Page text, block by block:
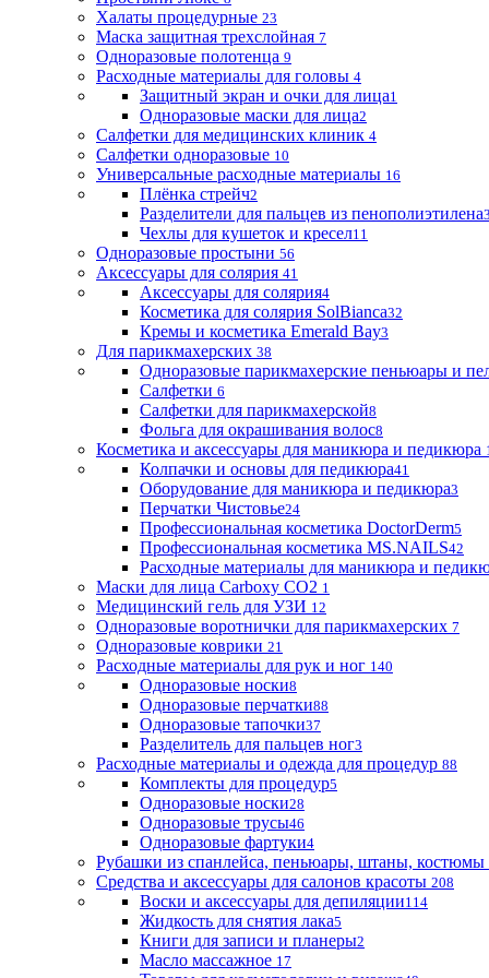
Халаты процедурные 23
Маска защитная трехслойная 7
Одноразовые полотенца 9
Расходные материалы для головы 4
Защитный экран и очки для лица1
Одноразовые маски для лица2
Салфетки для медицинских клиник 4
Салфетки одноразовые 10
Универсальные расходные материалы 16
Плёнка стрейч2
Разделители для пальцев из пенополиэтилена3
Чехлы для кушеток и кресел11
Одноразовые простыни 56
Аксессуары для солярия 41
Аксессуары для солярия4
Косметика для солярия SolBianca32
Кремы и косметика Emerald Bay3
Для парикмахерских 38
Одноразовые парикмахерские пеньюары и
Салфетки 6
Салфетки для парикмахерской8
Фольга для окрашивания волос8
Косметика и аксессуары для маникюра и педикюра
Колпачки и основы для педикюра41
Оборудование для маникюра и педикюра3
Перчатки Чистовье24
Профессиональная косметика DoctorDerm5
Профессиональная косметика MS.NAILS42
Расходные материалы для маникюра и
Маски для лица Carboxy CO2 1
Медицинский гель для УЗИ 12
Одноразовые воротнички для парикмахерских 7
Одноразовые коврики 21
Расходные материалы для рук и ног 140
Одноразовые носки8
Одноразовые перчатки88
Одноразовые тапочки37
Разделитель для пальцев ног3
Расходные материалы и одежда для процедур 88
Комплекты для процедур5
Одноразовые носки28
Одноразовые трусы46
Одноразовые фартуки4
Рубашки из спанлейса, пеньюары, штаны, костюмы
Средства и аксессуары для салонов красоты 208
Воски и аксессуары для депиляции114
Жидкость для снятия лака5
Книги для записи и планеры2
Масло массажное 17